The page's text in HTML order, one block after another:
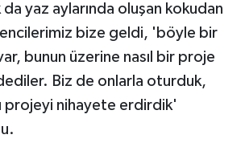
yaz aylarında oluşan kokudan
bize geldi, 'böyle bir
bunun üzerine nasıl bir proje
Biz de onlarla oturduk,
projeyi nihayete erdirdik'